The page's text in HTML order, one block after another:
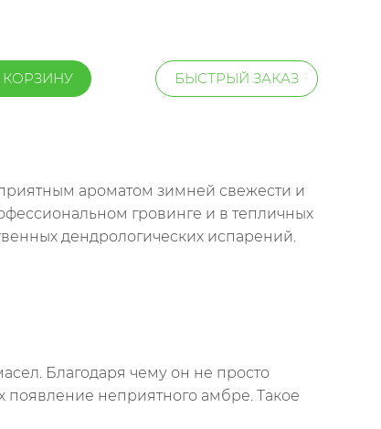
КОРЗИНУ БЫСТРЫЙ ЗАКАЗ
ароматом зимней свежести и
гровинге и в тепличных
дендрологических испарений.
Благодаря чему он не просто
появление неприятного амбре. Такое